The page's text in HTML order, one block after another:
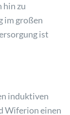
hin zu
im großen
ist
induktiven
Wiferion einen